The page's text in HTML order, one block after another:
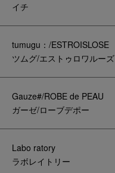
イチ
tumugu：/ESTROISLOSE
ツムグ/エストゥロワルーズ
Gauze#/ROBE de PEAU
ガーゼ/ローブデポー
Labo ratory
ラボレイトリー